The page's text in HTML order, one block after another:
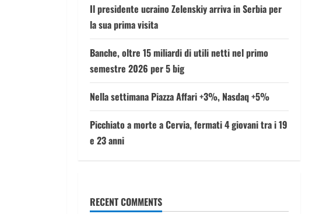
Il presidente ucraino Zelenskiy arriva in Serbia per
la sua prima visita
Banche, oltre 15 miliardi di utili netti nel primo
semestre 2026 per 5 big
Nella settimana Piazza Affari +3%, Nasdaq +5%
Picchiato a morte a Cervia, fermati 4 giovani tra i 19
e 23 anni
RECENT COMMENTS